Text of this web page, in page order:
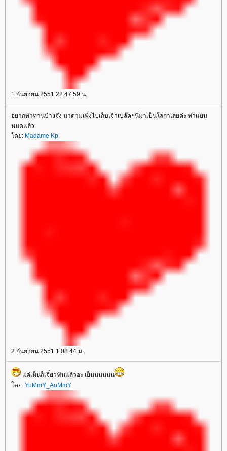
1 กันยายน 2551 22:47:59 น.
อยากทำทานบ้างจัง มาดามเพิ่งไปเก็บเจ้าเบล๊คฯนี่มาเป็นโลก่าเลยค่ะ ทำแยม
หมดแล้ว
ดย: Madame Kp
2 กันยายน 2551 1:08:44 น.
ค่เห็นก็เจี๋ยวฟันแล้วอะ เย็นนนนนน
ดย: YuMmY_AuMmY